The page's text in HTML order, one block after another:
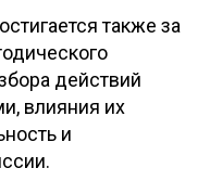
также за
действий
влияния их
и